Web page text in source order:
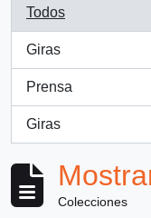
Todos
Giras
, 2 resultados
Prensa
, 1 resultados
Giras
, 1 resultados
Colecciones